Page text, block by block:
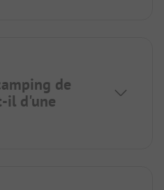
de
il d'une